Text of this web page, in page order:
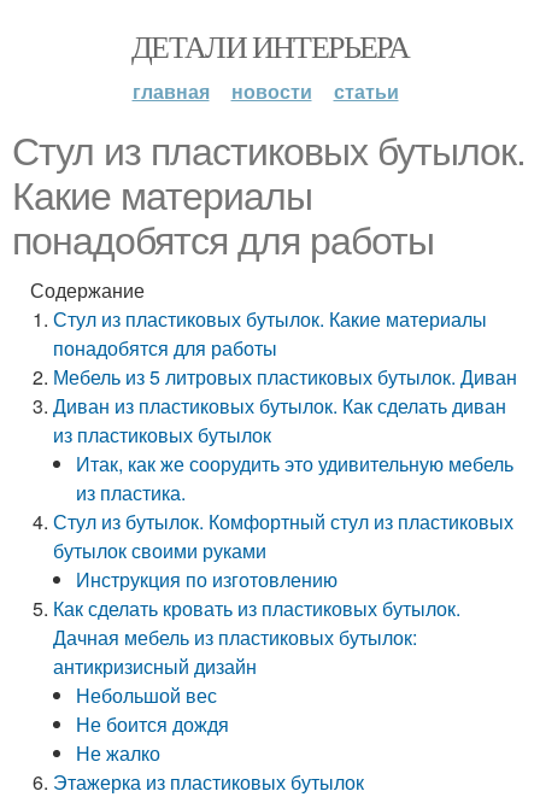
ДЕТАЛИ ИНТЕРЬЕРА
главная новости статьи
Стул из пластиковых бутылок.
Какие материалы
понадобятся для работы
Содержание
Стул из пластиковых бутылок. Какие материалы
понадобятся для работы
Мебель из 5 литровых пластиковых бутылок. Диван
Диван из пластиковых бутылок. Как сделать диван
из пластиковых бутылок
Итак, как же соорудить это удивительную мебель
из пластика.
Стул из бутылок. Комфортный стул из пластиковых
бутылок своими руками
Инструкция по изготовлению
Как сделать кровать из пластиковых бутылок.
Дачная мебель из пластиковых бутылок:
антикризисный дизайн
Небольшой вес
Не боится дождя
Не жалко
Этажерка из пластиковых бутылок